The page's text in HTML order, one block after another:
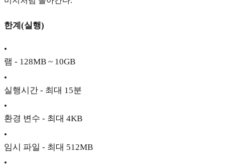
한계(실행)
•
램 - 128MB ~ 10GB
•
실행시간 - 최대 15분
•
환경 변수 - 최대 4KB
•
임시 파일 - 최대 512MB
•